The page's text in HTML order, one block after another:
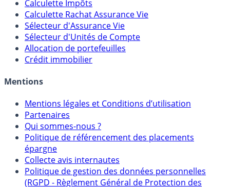
Calculateur d'intérêts
Calculette Impôts
Calculette Rachat Assurance Vie
Sélecteur d'Assurance Vie
Sélecteur d'Unités de Compte
Crédit immobilier
Mentions
Mentions légales et Conditions d’utilisation
Partenaires
Qui sommes-nous ?
Politique de référencement des placements
épargne
Collecte avis internautes